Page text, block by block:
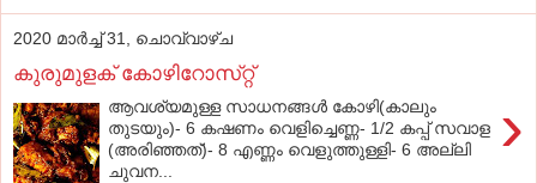
2020 മാർച്ച് 31, ചൊവ്വാഴ്ച
കുരുമുളക്‌ കോഴിറോസ്‌റ്റ്
›
ആവശ്യമുള്ള സാധനങ്ങള്‍ കോഴി(കാലും
തുടയും)- 6 കഷണം വെളിച്ചെണ്ണ- 1/2 കപ്പ്‌ സവാള
(അരിഞ്ഞത്‌)- 8 എണ്ണം വെളുത്തുള്ളി- 6 അല്ലി
ചുവന...